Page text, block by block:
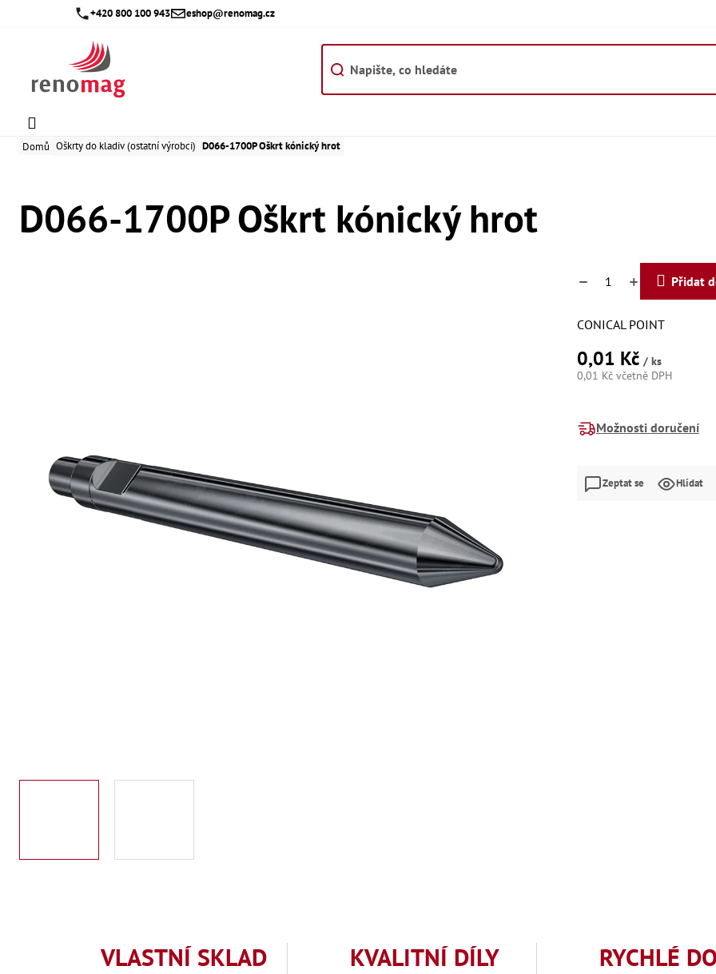
+420 800 100 943 eshop@renomag.cz
Domů Oškrty do kladiv (ostatní výrobci) D066-1700P Oškrt kónický hrot
D066-1700P Oškrt kónický hrot
0,01 Kč / ks
0,01 Kč včetně DPH
Možnosti doručení
Přidat
CONICAL POINT
Zeptat se Hlídat
VLASTNÍ SKLAD KVALITNÍ DÍLY RYCHLÉ